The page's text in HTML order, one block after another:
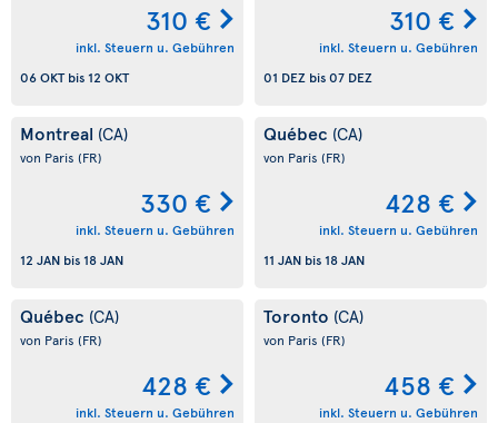
310 €
inkl. Steuern u. Gebühren
06 OKTbis 12 OKT
310 €
inkl. Steuern u. Gebühren
01 DEZ bis07 DEZ
Montreal (CA)
von Paris (FR)
330 €
inkl. Steuern u. Gebühren
12 JAN bis 18 JAN
Québec (CA)
von Paris (FR)
428 €
inkl. Steuern u. Gebühren
11 JAN bis 18 JAN
Québec (CA)
von Paris (FR)
428 €
inkl. Steuern u. Gebühren
Toronto (CA)
von Paris (FR)
458 €
inkl. Steuern u. Gebühren